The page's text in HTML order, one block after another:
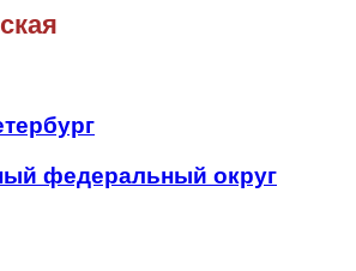
федеральный округ